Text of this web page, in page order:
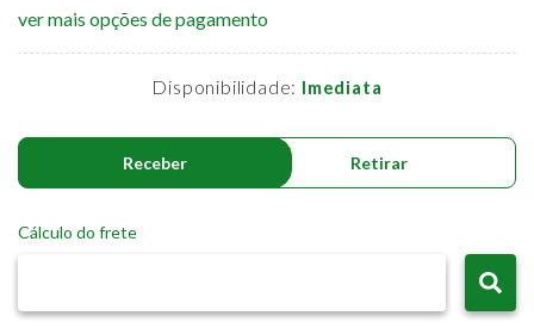
ver mais opções de pagamento
Disponibilidade: Imediata
Receber Retirar
Cálculo do frete